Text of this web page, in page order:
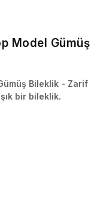
Model Gümüş
Bileklik - Zarif
bir bileklik.